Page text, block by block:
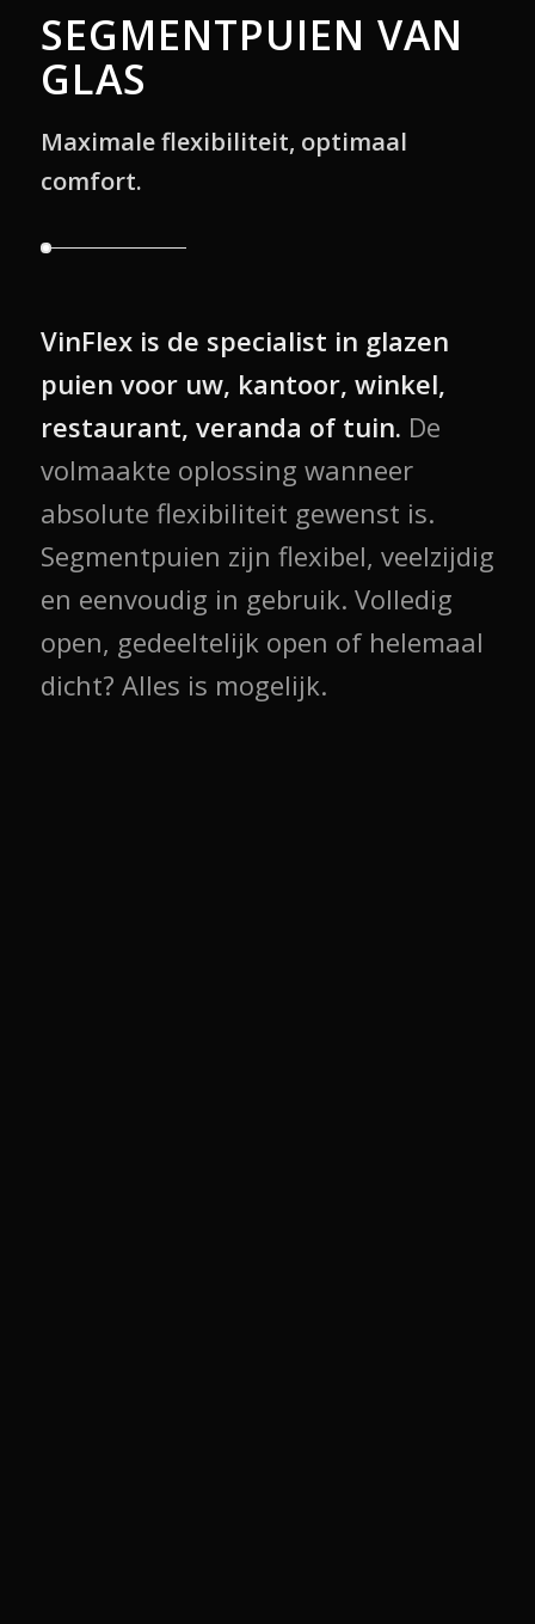
SEGMENTPUIEN VAN
GLAS
Maximale flexibiliteit, optimaal
comfort.
VinFlex is de specialist in glazen
puien voor uw, kantoor, winkel,
restaurant, veranda of tuin. De
volmaakte oplossing wanneer
absolute flexibiliteit gewenst is.
Segmentpuien zijn flexibel, veelzijdig
en eenvoudig in gebruik. Volledig
open, gedeeltelijk open of helemaal
dicht? Alles is mogelijk.